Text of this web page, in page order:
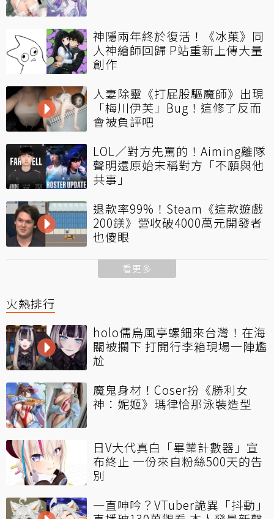
神隱兩年終於復活！《冰菓》同
人神繪師回歸 P站重新上傳大量
創作
人妻除靈《打屁股驅魔師》出現
「梅川伊芙」Bug！這修了反而
會被負評吧
LOL／對方先罵的！Aiming離隊
聲明還原始末稱對方「不願與他
共事」
退款率99%！Steam《這款遊戲
200鎂》營收破4000萬元開發者
也傻眼
看更多
火熱排行
holo儒烏風亭螺鈿來台灣！在海
關被攔下 打開行李箱現場一陣尷
尬
魔鬼身材！Coser扮《勝利女
神：妮姬》瑪律恰那泳裝造型
日V大代真白「畢業計數器」宣
布終止 一份來自粉絲500天的告
別
一直呻吟？VTuber詭異「抖動」